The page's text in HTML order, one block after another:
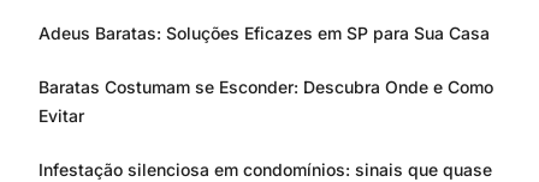
Adeus Baratas: Soluções Eficazes em SP para Sua Casa
Baratas Costumam se Esconder: Descubra Onde e Como
Evitar
Infestação silenciosa em condomínios: sinais que quase